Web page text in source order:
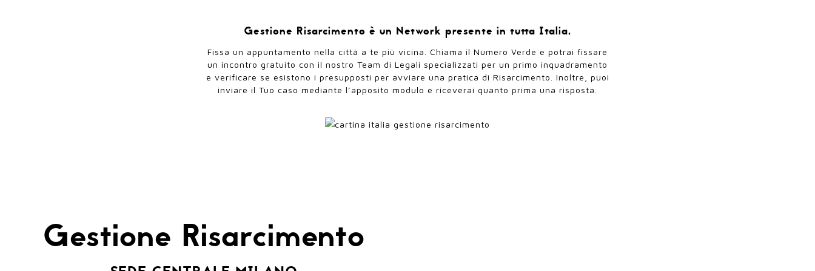
Gestione Risarcimento è un Network presente in tutta Italia.
Fissa un appuntamento nella città a te più vicina. Chiama il Numero Verde e potrai fissare
un incontro gratuito con il nostro Team di Legali specializzati per un primo inquadramento
e verificare se esistono i presupposti per avviare una pratica di Risarcimento. Inoltre, puoi
inviare il Tuo caso mediante l’apposito modulo e riceverai quanto prima una risposta.
Gestione Risarcimento